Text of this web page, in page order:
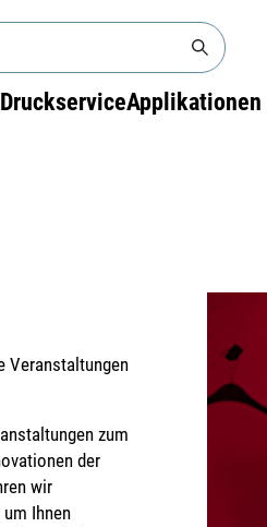
DruckserviceApplikationen
Veranstaltungen
zum
der
wir
Ihnen